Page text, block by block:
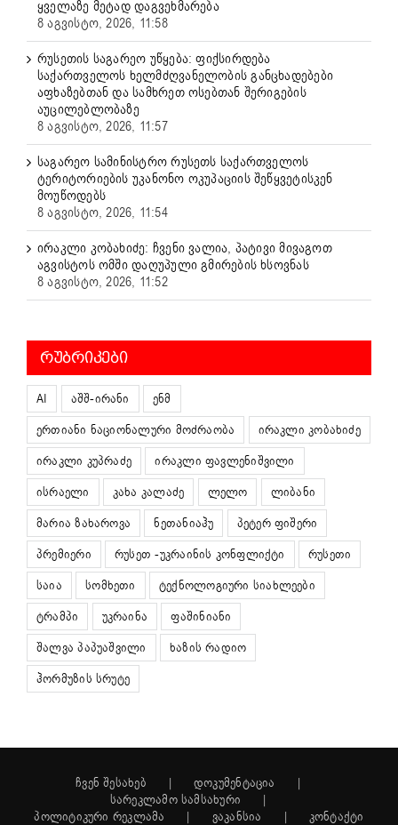
ყველაზე მეტად დაგვეხმარება
8 აგვისტო, 2026, 11:58
რუსეთის საგარეო უწყება: ფიქსირდება
საქართველოს ხელმძღვანელობის განცხადებები
აფხაზებთან და სამხრეთ ოსებთან შერიგების
აუცილებლობაზე
8 აგვისტო, 2026, 11:57
საგარეო სამინისტრო რუსეთს საქართველოს
ტერიტორიების უკანონო ოკუპაციის შეწყვეტისკენ
მოუწოდებს
8 აგვისტო, 2026, 11:54
ირაკლი კობახიძე: ჩვენი ვალია, პატივი მივაგოთ
აგვისტოს ომში დაღუპული გმირების ხსოვნას
8 აგვისტო, 2026, 11:52
ᲠᲣᲑᲠᲘᲙᲔᲑᲘ
AI აშშ-ირანი
ენმ
ერთიანი ნაციონალური მოძრაობა
ირაკლი კობახიძე
ირაკლი კუპრაძე
ირაკლი ფავლენიშვილი
ისრაელი
კახა კალაძე ლელო
ლიბანი
მარია ზახაროვა
ნეთანიაჰუ
პეტერ ფიშერი
პრემიერი
რუსეთ -უკრაინის კონფლიქტი
რუსეთი
საია
სომხეთი
ტექნოლოგიური სიახლეები
ტრამპი
უკრაინა
ფაშინიანი
შალვა პაპუაშვილი
ხაზის რადიო
ჰორმუზის სრუტე
ჩვენ შესახებ
დოკუმენტაცია
სარეკლამო სამსახური
პოლიტიკური რეკლამა
ვაკანსია კონტაქტი